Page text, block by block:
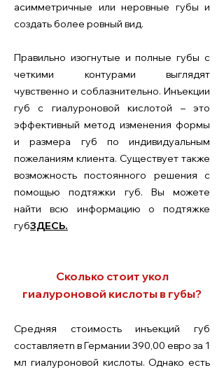
асимметричные или неровные губы и
создать более ровный вид.
Правильно изогнутые и полные губы с
четкими контурами выглядят
чувственно и соблазнительно. Инъекции
губ с гиалуроновой кислотой – это
эффективный метод изменения формы
и размера губ по индивидуальным
пожеланиям клиента. Существует также
возможность постоянного решения с
помощью подтяжки губ. Вы можете
найти всю информацию о подтяжке
губЗДЕСЬ.
Сколько стоит укол
гиалуроновой кислоты в губы?
Средняя стоимость инъекций губ
составляетn в Германии 390,00 евро за 1
мл гиалуроновой кислоты. Однако есть